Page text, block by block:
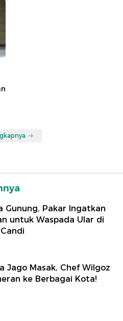
Gunung, Pakar Ingatkan
untuk Waspada Ular di
Jago Masak, Chef Wilgoz
ke Berbagai Kota!